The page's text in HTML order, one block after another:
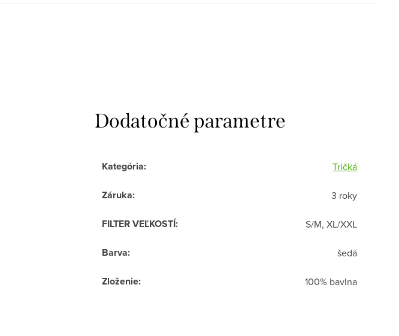
Dodatočné parametre
Kategória: Tričká
Záruka: 3 roky
FILTER VEĽKOSTÍ: S/M, XL/XXL
Barva: šedá
Zloženie: 100% bavlna